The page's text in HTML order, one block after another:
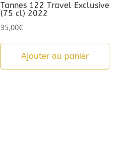
Tannes 122 Travel Exclusive
(75 cl) 2022
35,00€
Ajouter au panier